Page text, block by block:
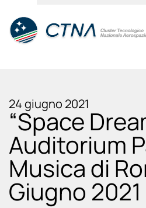
24 giugno 2021
“Space
Auditorium
Musica di
Giugno 2021